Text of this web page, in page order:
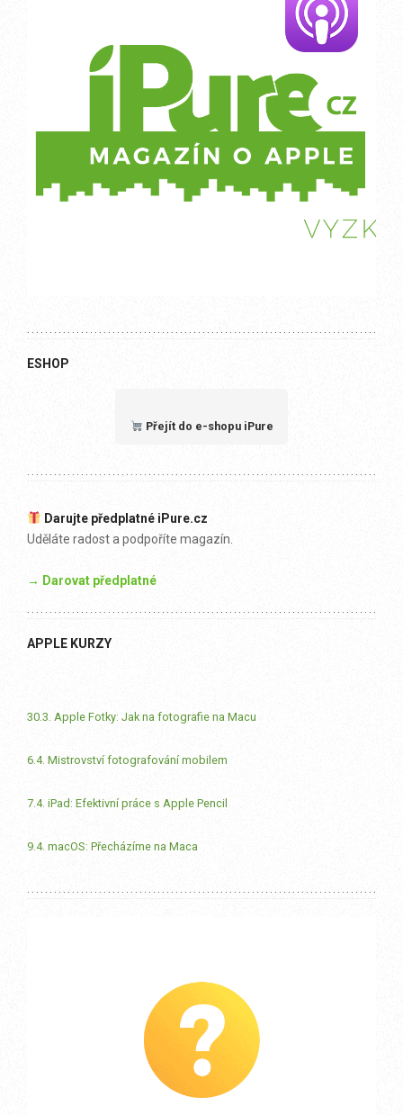
ESHOP
Přejít do e-shopu iPure
Darujte předplatné iPure.cz
Uděláte radost a podpoříte magazín.
→ Darovat předplatné
APPLE KURZY
30.3. Apple Fotky: Jak na fotografie na Macu
6.4. Mistrovství fotografování mobilem
7.4. iPad: Efektivní práce s Apple Pencil
9.4. macOS: Přecházíme na Maca